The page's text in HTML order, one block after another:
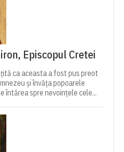
Episcopul Cretei
ca aceasta a fost pus preot
și învăța popoarele
întărea spre nevoințele cele...